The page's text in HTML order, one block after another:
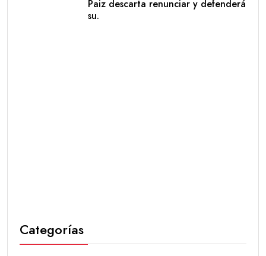
Paiz descarta renunciar y defenderá
su.
Categorías